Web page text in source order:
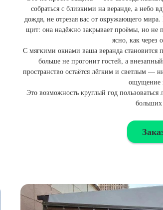
собраться с близкими на веранде, а небо
дождя, не отрезая вас от окружающего
щит: она надёжно закрывает проёмы, но не
ясно, как через
С мягкими окнами ваша веранда становится
больше не прогонит гостей, а
пространство остаётся лёгким и светлым —
ощущение
Это возможность круглый год
больших